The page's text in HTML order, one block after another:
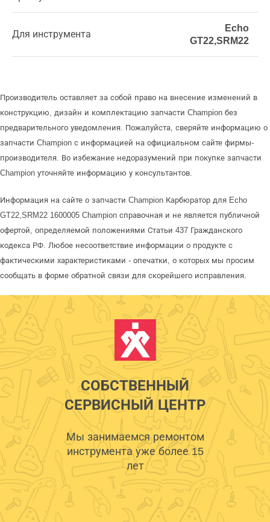
Для инструмента
Echo
GT22,SRM22
Производитель оставляет за собой право на внесение изменений в
конструкцию, дизайн и комплектацию запчасти Champion без
предварительного уведомления. Пожалуйста, сверяйте информацию о
запчасти Champion с информацией на официальном сайте фирмы-
производителя. Во избежание недоразумений при покупке запчасти
Champion уточняйте информацию у консультантов.
Информация на сайте о запчасти Champion Карбюратор для Echo
GT22,SRM22 1600005 Champion справочная и не является публичной
офертой, определяемой положениями Статьи 437 Гражданского
кодекса РФ. Любое несоответствие информации о продукте с
фактическими характеристиками - опечатки, о которых мы просим
сообщать в форме обратной связи для скорейшего исправления.
СОБСТВЕННЫЙ
СЕРВИСНЫЙ ЦЕНТР
Мы занимаемся ремонтом
инструмента уже более 15
лет